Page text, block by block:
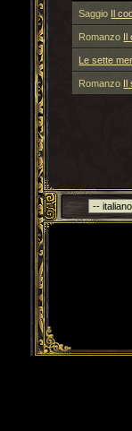
Saggio Il
Romanzo Il
Le sette
Romanzo Il